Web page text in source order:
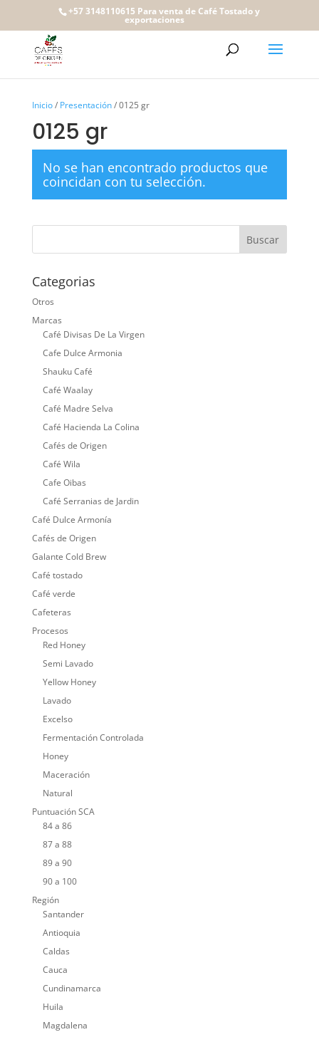
+57 3148110615 Para venta de Café Tostado y
exportaciones
Inicio/ Presentación/ 0125 gr
0125 gr
No se han encontrado productos que
coincidan con tu selección.
Categorias
Otros
Marcas
Café Divisas De La Virgen
Cafe Dulce Armonia
Shauku Café
Café Waalay
Café Madre Selva
Café Hacienda La Colina
Cafés de Origen
Café Wila
Cafe Oibas
Café Serranias de Jardin
Café Dulce Armonía
Cafés de Origen
Galante Cold Brew
Café tostado
Café verde
Cafeteras
Procesos
Red Honey
Semi Lavado
Yellow Honey
Lavado
Excelso
Fermentación Controlada
Honey
Maceración
Natural
Puntuación SCA
84 a 86
87 a 88
89 a 90
90 a 100
Región
Santander
Antioquia
Caldas
Cauca
Cundinamarca
Huila
Magdalena